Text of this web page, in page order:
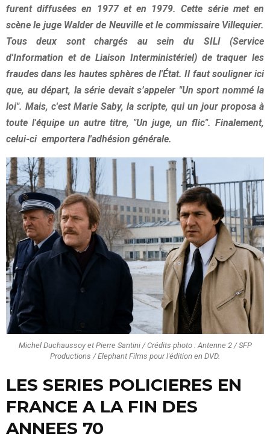
furent diffusées en 1977 et en 1979. Cette série met en
scène le juge Walder de Neuville et le commissaire Villequier.
Tous deux sont chargés au sein du SILI (Service
d'Information et de Liaison Interministériel) de traquer les
fraudes dans les hautes sphères de l'État. Il faut souligner ici
que, au départ, la série devait s’appeler "Un sport nommé la
loi". Mais, c'est Marie Saby, la scripte, qui un jour proposa à
toute l'équipe un autre titre, "Un juge, un flic". Finalement,
celui-ci emportera l'adhésion générale.
Michel Duchaussoy et Pierre Santini / Crédits photo : Antenne 2 / SFP
Productions / Elephant Films pour l'édition en DVD.
LES SERIES POLICIERES EN
FRANCE A LA FIN DES
ANNEES 70